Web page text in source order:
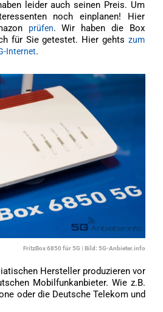
leider auch seinen Preis. Um
noch einplanen! Hier
prüfen. Wir haben die Box
für Sie getestet. Hier gehtszum
Internet.
FritzBox 6850 für 5G | Bild: 5G-Anbieter.info
Hersteller produzieren vor
Mobilfunkanbieter. Wie z.B.
oder die Deutsche Telekom und